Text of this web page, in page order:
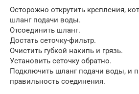
Осторожно открутить крепления,
шланг подачи воды.
Отсоединить шланг.
Достать сеточку-фильтр.
Очистить губкой накипь и грязь.
Установить сеточку обратно.
Подключить шланг подачи воды, и
правильность соединения.